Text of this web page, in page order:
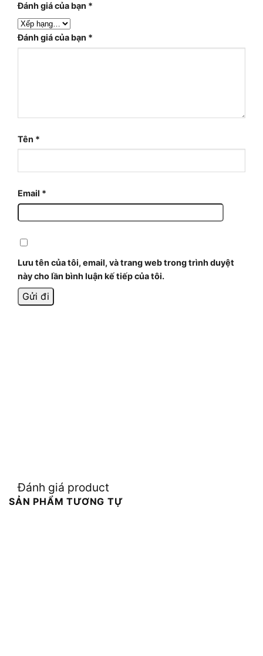
Đánh giá của bạn *
Đánh giá của bạn *
Tên *
Email *
Lưu tên của tôi, email, và trang web trong trình duyệt
này cho lần bình luận kế tiếp của tôi.
Đánh giá product
SẢN PHẨM TƯƠNG TỰ